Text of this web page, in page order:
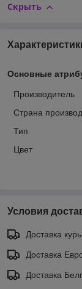
Скрыть
Основные
Производитель
Страна
Тип
Цвет
Условия
Доставка
Доставка
Доставка